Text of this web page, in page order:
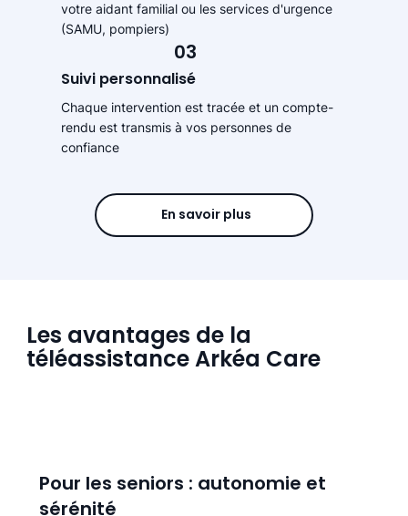
Les avantages de la
téléassistance Arkéa Care
Pour les seniors : autonomie et
sérénité
votre aidant familial ou les services d'urgence
(SAMU, pompiers)
03
Suivi personnalisé
Chaque intervention est tracée et un compte-
rendu est transmis à vos personnes de
confiance
En savoir plus